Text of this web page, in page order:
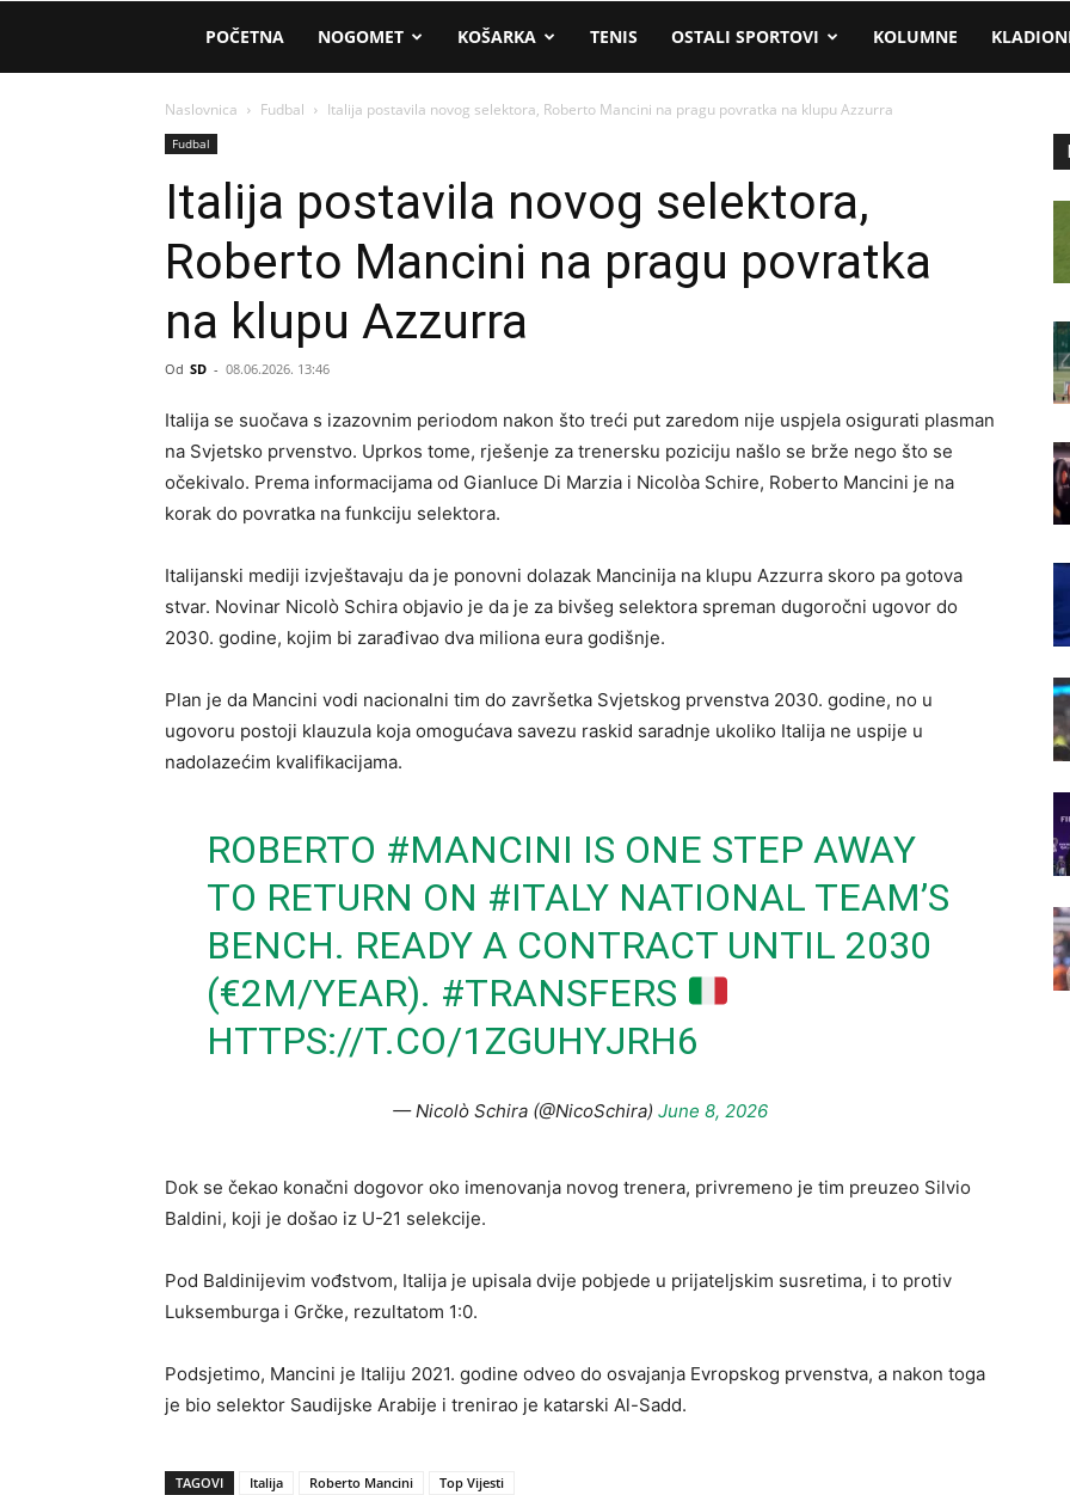
AM
Sport
POČETNA NOGOMET KOŠARKA TENIS OSTALI SPORTOVI KOLUMNE
Naslovnica Fudbal Italija postavila novog selektora, Roberto Mancini na pragu povratka na klupu Azzurra
Fudbal
Italija postavila novog selektora,
Roberto Mancini na pragu povratka
na klupu Azzurra
Od SD - 08.06.2026. 13:46
Italija se suočava s izazovnim periodom nakon što treći put zaredom nije uspjela osigurati plasman
na Svjetsko prvenstvo. Uprkos tome, rješenje za trenersku poziciju našlo se brže nego što se
očekivalo. Prema informacijama od Gianluce Di Marzia i Nicolòa Schire, Roberto Mancini je na
korak do povratka na funkciju selektora.
Italijanski mediji izvještavaju da je ponovni dolazak Mancinija na klupu Azzurra skoro pa gotova
stvar. Novinar Nicolò Schira objavio je da je za bivšeg selektora spreman dugoročni ugovor do
2030. godine, kojim bi zarađivao dva miliona eura godišnje.
Plan je da Mancini vodi nacionalni tim do završetka Svjetskog prvenstva 2030. godine, no u
ugovoru postoji klauzula koja omogućava savezu raskid saradnje ukoliko Italija ne uspije u
nadolazećim kvalifikacijama.
ROBERTO #MANCINI IS ONE STEP AWAY
TO RETURN ON #ITALYNATIONAL TEAM’S
BENCH. READY A CONTRACT UNTIL 2030
(€2M/YEAR). #TRANSFERS
HTTPS://T.CO/1ZGUHYJRH6
— Nicolò Schira (@NicoSchira) June 8, 2026
Dok se čekao konačni dogovor oko imenovanja novog trenera, privremeno je tim preuzeo Silvio
Baldini, koji je došao iz U-21 selekcije.
Pod Baldinijevim vođstvom, Italija je upisala dvije pobjede u prijateljskim susretima, i to protiv
Luksemburga i Grčke, rezultatom 1:0.
Podsjetimo, Mancini je Italiju 2021. godine odveo do osvajanja Evropskog prvenstva, a nakon toga
je bio selektor Saudijske Arabije i trenirao je katarski Al-Sadd.
TAGOVI Italija Roberto Mancini Top Vijesti